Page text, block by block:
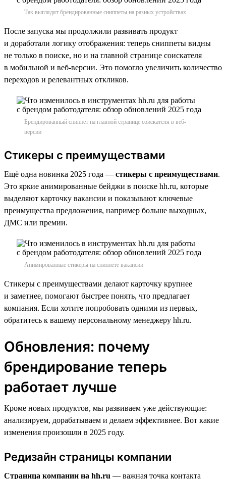
Так выглядят брендированные сниппеты на разных устройствах
После запуска мы продолжили развивать продукт
и доработали логику отображения: теперь сниппеты видны
не только в поиске, но и на главной странице соискателя
в мобильной и веб-версии. Это помогло увеличить количество
переходов и релевантных откликов.
Брендированный сниппет на главной странице соискателя в веб-
версии
Стикеры с преимуществами
Ещё одна новинка 2025 года — стикеры с преимуществами.
Это яркие анимированные бейджи в поиске hh.ru, которые
выделяют карточку вакансии и показывают ключевые
преимущества предложения, например больше выходных,
ДМС или премии.
Анимированные стикеры на сниппете вакансии
Стикеры с преимуществами делают карточку крупнее
и заметнее, помогают быстрее понять, что предлагает
компания. Если хотите попробовать одними из первых,
обратитесь к вашему персональному менеджеру hh.ru.
Обновления: почему
брендирование теперь
работает лучше
Кроме новых продуктов, мы развиваем уже действующие:
анализируем, дорабатываем и делаем эффективнее. Вот какие
изменения произошли в 2025 году.
Редизайн страницы компании
Страница компании на hh.ru — важная точка контакта